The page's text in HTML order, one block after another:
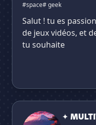
#space# geek
Salut ! tu es
de jeux vidéos, et
tu souhaite
✦ MULTIVERSE NEXUS
✦